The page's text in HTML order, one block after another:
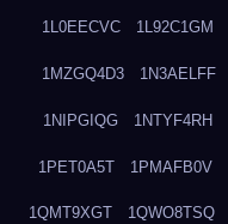
1L0EECVC 1L92C1GM
1MZGQ4D3 1N3AELFF
1NIPGIQG 1NTYF4RH
1PET0A5T 1PMAFB0V
1QMT9XGT 1QWO8TSQ